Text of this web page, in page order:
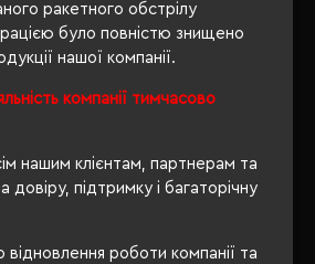
ракетного обстрілу
було повністю знищено
нашої компанії.
компанії тимчасово
нашим клієнтам, партнерам та
довіру, підтримку і багаторічну
роботи компанії та
Кількість кольорів:
Модель:V4779(Voyager)
Детальніше...